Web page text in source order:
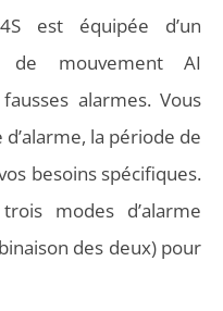
est équipée d’un
de mouvement AI
alarmes. Vous
la période de
besoins spécifiques.
modes d’alarme
des deux) pour